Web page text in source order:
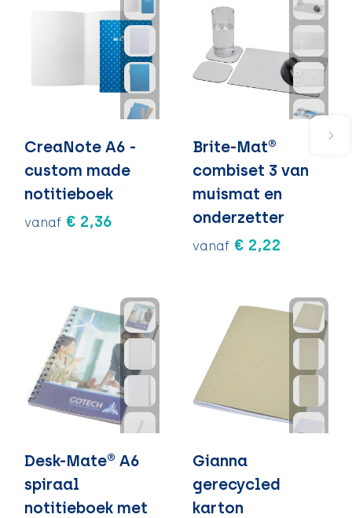
CreaNote A6 -
custom made
notitieboek
vanaf € 2,36
Brite-Mat®
combiset 3 van
muismat en
onderzetter
vanaf € 2,22
Desk-Mate® A6
spiraal
notitieboek met
Gianna
gerecycled
karton